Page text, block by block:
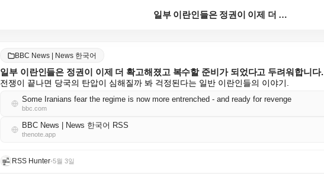
일부 이란인들은 정권이 이제 더 확고해졌고 복수할 준비...
BBC News | News 한국어
일부 이란인들은 정권이 이제 더 확고해졌고 복수할 준비가 되었다고 두려워합니다.
전쟁이 끝나면 당국의 탄압이 심해질까 봐 걱정된다는 일반 이란인들의 이야기.
Some Iranians fear the regime is now more entrenched - and ready for revenge
bbc.com
BBC News | News 한국어 RSS
thenote.app
RSS Hunter•5월 3일